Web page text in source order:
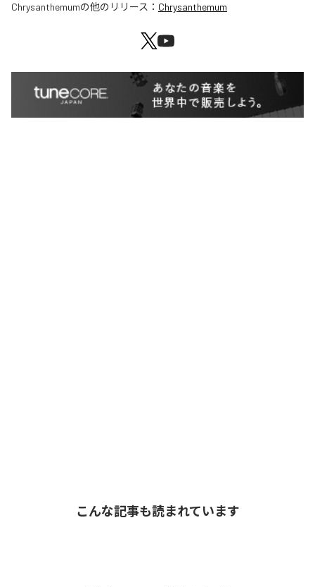
Chrysanthemumの他のリリース： Chrysanthemum
こんな記事も読まれています